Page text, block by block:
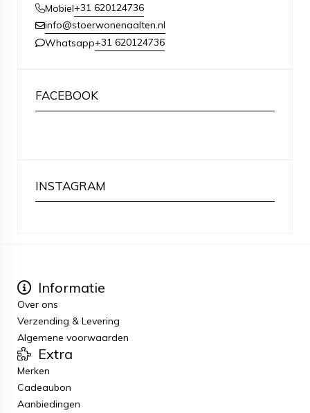
Mobiel+31 620124736
info@stoerwonenaalten.nl
Whatsapp+31 620124736
FACEBOOK
INSTAGRAM
Informatie
Over ons
Verzending & Levering
Algemene voorwaarden
Extra
Merken
Cadeaubon
Aanbiedingen